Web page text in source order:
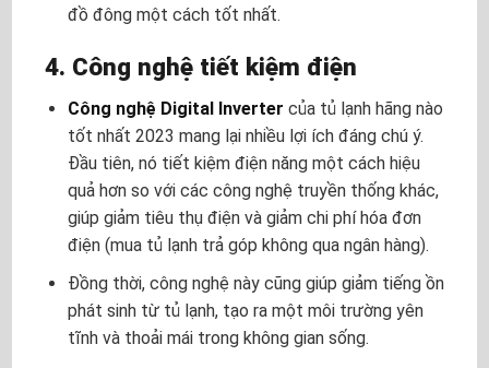
đồ đông một cách tốt nhất.
4. Công nghệ tiết kiệm điện
Công nghệ Digital Inverter của tủ lạnh hãng nào
tốt nhất 2023 mang lại nhiều lợi ích đáng chú ý.
Đầu tiên, nó tiết kiệm điện năng một cách hiệu
quả hơn so với các công nghệ truyền thống khác,
giúp giảm tiêu thụ điện và giảm chi phí hóa đơn
điện (mua tủ lạnh trả góp không qua ngân hàng).
Đồng thời, công nghệ này cũng giúp giảm tiếng ồn
phát sinh từ tủ lạnh, tạo ra một môi trường yên
tĩnh và thoải mái trong không gian sống.